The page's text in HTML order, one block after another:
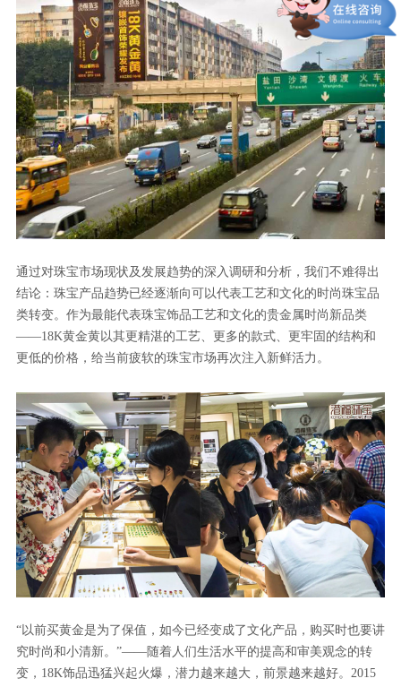
通过对珠宝市场现状及发展趋势的深入调研和分析，我们不难得出
结论：珠宝产品趋势已经逐渐向可以代表工艺和文化的时尚珠宝品
类转变。作为最能代表珠宝饰品工艺和文化的贵金属时尚新品类
——18K黄金黄以其更精湛的工艺、更多的款式、更牢固的结构和
更低的价格，给当前疲软的珠宝市场再次注入新鲜活力。
“以前买黄金是为了保值，如今已经变成了文化产品，购买时也要讲
究时尚和小清新。”——随着人们生活水平的提高和审美观念的转
变，18K饰品迅猛兴起火爆，潜力越来越大，前景越来越好。2015